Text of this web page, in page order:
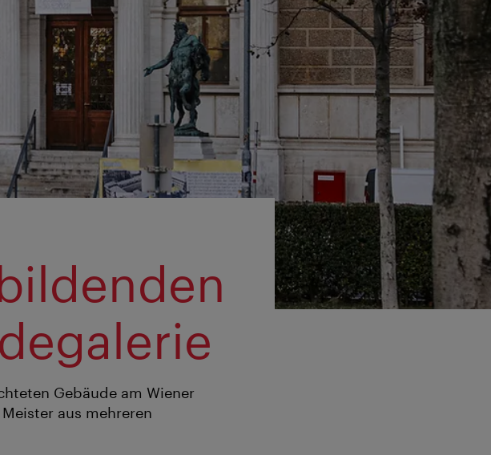
Gebäude am Wiener
aus mehreren